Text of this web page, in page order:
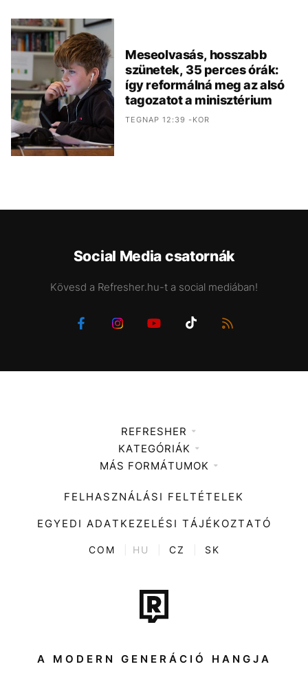
Meseolvasás, hosszabb
szünetek, 35 perces órák:
így reformálná meg az alsó
tagozatot a minisztérium
TEGNAP 12:39 -KOR
Social Media csatornák
Kövesd a Refresher.hu-t a social mediában!
REFRESHER
Médiaajánlat
KATEGÓRIÁK
Zene
Divat
Kultúra
ENTR
Tech-Tudomány
Sport
Társadalom
MÁS FORMÁTUMOK
FELHASZNÁLÁSI FELTÉTELEK
EGYEDI ADATKEZELÉSI TÁJÉKOZTATÓ
COM HU CZ SK
A MODERN GENERÁCIÓ HANGJA